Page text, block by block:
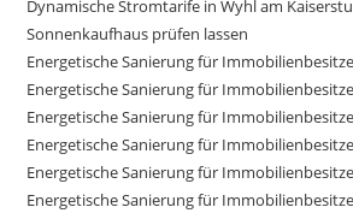
Dynamische Stromtarife in Wyhl am
Sonnenkaufhaus prüfen lassen
Energetische Sanierung für
Energetische Sanierung für
Energetische Sanierung für
Energetische Sanierung für
Energetische Sanierung für
Energetische Sanierung für